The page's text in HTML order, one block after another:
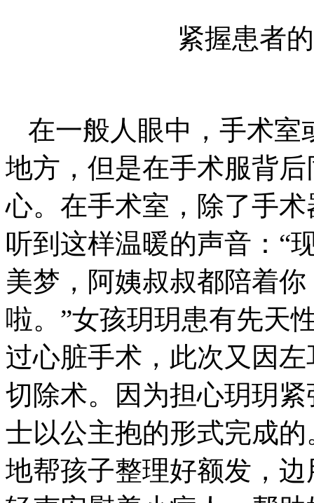
紧握患者
在一般人眼中，手术室
地方，但是在手术服背
心。在手术室，除了手
听到这样温暖的声音：“
美梦，阿姨叔叔都陪着
啦。”女孩玥玥患有先天
过心脏手术，此次又因
切除术。因为担心玥玥
士以公主抱的形式完成
地帮孩子整理好额发，